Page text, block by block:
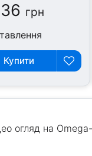
грн
Купити
огляд на